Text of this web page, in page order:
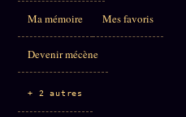
Ma mémoire Mes favoris
Devenir mécène
+ 2 autres